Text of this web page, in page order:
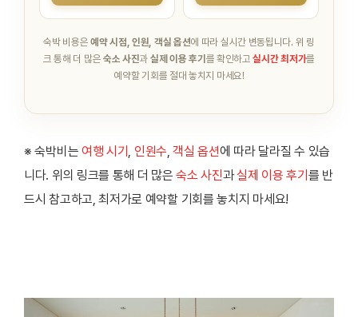
숙박 비용은예약 시점, 인원, 객실 옵션에 따라 실시간 변동됩니다.위 링
크 통해 더 많은 숙소 사진과 실제 이용 후기 를 확인하고실시간 최저가를
예약할 기회를 절대 놓치지 마세요!
※ 숙박비는 여행 시기 인원수 객실 옵션에 따라 달라질 수 있습
니다. 위의 링크를 통해 더 많은 숙소 사진과실제 이용 후기 를 반
드시 참고하고, 최저가로 예약할 기회를 놓치지 마세요!